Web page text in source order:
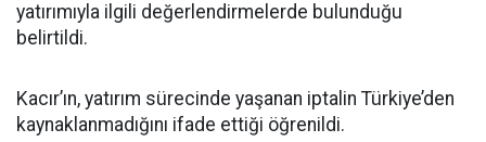
yatırımıyla ilgili değerlendirmelerde bulunduğu
belirtildi.
Kacır’ın, yatırım sürecinde yaşanan iptalin Türkiye’den
kaynaklanmadığını ifade ettiği öğrenildi.